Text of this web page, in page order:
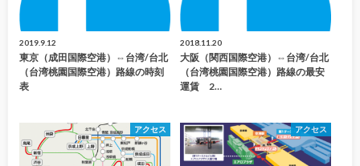
2019.9.12
東京（成田国際空港）⇔台湾/台北
（台湾桃園国際空港）路線の時刻
表
2018.11.20
大阪（関西国際空港）⇔台湾/台北
（台湾桃園国際空港）路線の最安
運賃 2…
アクセス アクセス